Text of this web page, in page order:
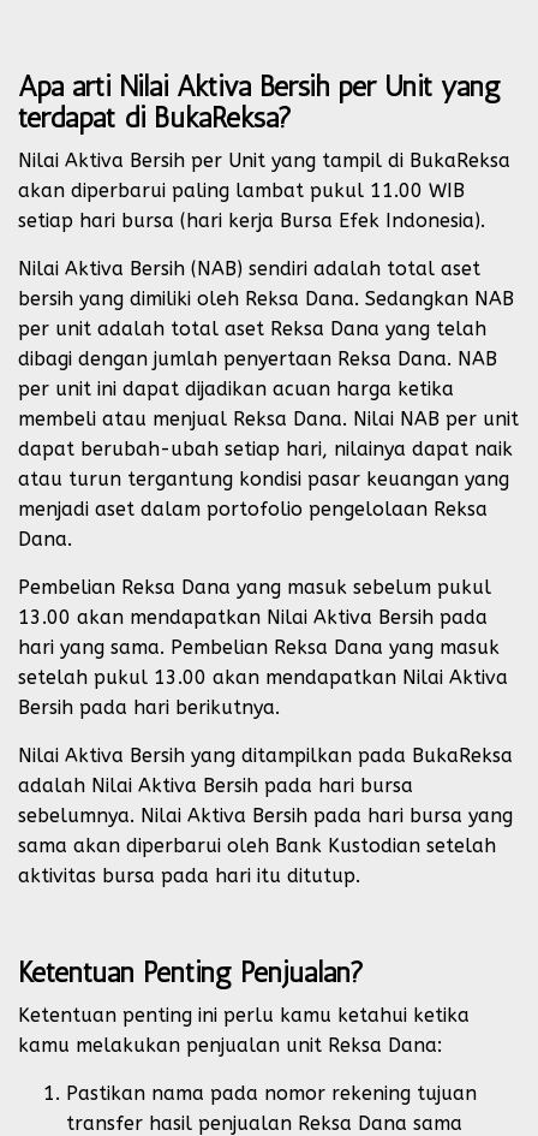
Apa arti Nilai Aktiva Bersih per Unit yang
terdapat di BukaReksa?
Nilai Aktiva Bersih per Unit yang tampil di BukaReksa
akan diperbarui paling lambat pukul 11.00 WIB
setiap hari bursa (hari kerja Bursa Efek Indonesia).
Nilai Aktiva Bersih (NAB) sendiri adalah total aset
bersih yang dimiliki oleh Reksa Dana. Sedangkan NAB
per unit adalah total aset Reksa Dana yang telah
dibagi dengan jumlah penyertaan Reksa Dana. NAB
per unit ini dapat dijadikan acuan harga ketika
membeli atau menjual Reksa Dana. Nilai NAB per unit
dapat berubah-ubah setiap hari, nilainya dapat naik
atau turun tergantung kondisi pasar keuangan yang
menjadi aset dalam portofolio pengelolaan Reksa
Dana.
Pembelian Reksa Dana yang masuk sebelum pukul
13.00 akan mendapatkan Nilai Aktiva Bersih pada
hari yang sama. Pembelian Reksa Dana yang masuk
setelah pukul 13.00 akan mendapatkan Nilai Aktiva
Bersih pada hari berikutnya.
Nilai Aktiva Bersih yang ditampilkan pada BukaReksa
adalah Nilai Aktiva Bersih pada hari bursa
sebelumnya. Nilai Aktiva Bersih pada hari bursa yang
sama akan diperbarui oleh Bank Kustodian setelah
aktivitas bursa pada hari itu ditutup.
Ketentuan Penting Penjualan?
Ketentuan penting ini perlu kamu ketahui ketika
kamu melakukan penjualan unit Reksa Dana:
Pastikan nama pada nomor rekening tujuan
transfer hasil penjualan Reksa Dana sama